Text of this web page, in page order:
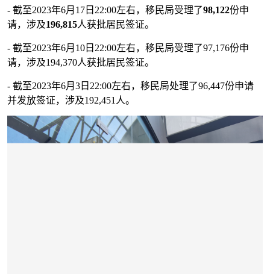
- 截至2023年6月 17 日22:00左右，移民局受理了98,122份申
请，涉及196,815人获批居民签证。
- 截至2023年6月10日22:00左右，移民局受理了97,176份申
请，涉及194,370人获批居民签证。
- 截至2023年6月3日22:00左右，移民局处理了96,447份申请
并发放签证，涉及192,451人。